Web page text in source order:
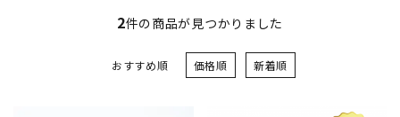
2件の商品が見つかりました
おすすめ順 価格順 新着順